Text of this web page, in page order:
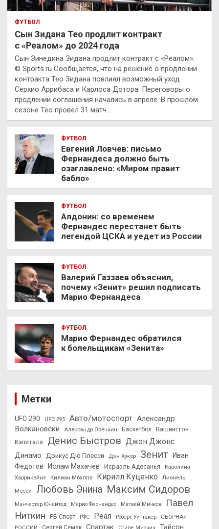
ФУТБОЛ
Сын Зидана Тео продлит контракт
с «Реалом» до 2024 года
Сын Зинедина Зидана продлит контракт с «Реалом».
© Sports.ru Сообщается, что на решение о продлении
контракта Тео Зидана повлиял возможный уход
Серхио Аррибаса и Карлоса Дотора. Переговоры о
продлении соглашения начались в апреле. В прошлом
сезоне Тео провел 31 матч…
ФУТБОЛ
Евгений Ловчев: письмо
Фернандеса должно быть
озаглавлено: «Миром правит
бабло»
ФУТБОЛ
Алдонин: со временем
Фернандес перестанет быть
легендой ЦСКА и уедет из России
ФУТБОЛ
Валерий Газзаев объяснил,
почему «Зенит» решил подписать
Марио Фернандеса
ФУТБОЛ
Марио Фернандес обратился
к болельщикам «Зенита»
Метки
UFC 290 UFC 295 Авто/мотоспорт Александр
Волкановски
Александр Овечкин Баскетбол
Вашингтон
Кэпиталз
Денис Быстров Джон Джонс
Динамо Дрикус Дю Плесси Дэн Хукер Зенит
Иван
Федотов
Ислам Махачев Исраэль Адесанья
Каролина
Харрикейнз
Килиан Мбаппе Кирилл Куценко
Лионель
Месси
Любовь Энина Максим Сидоров
Манчестер Юнайтед Марио Фернандес Матвей Мичков
Павел
Ниткин
РБ Спорт РФС Реал Роберт Уиттакер
СБОРНАЯ
РОССИИ
Сергей Семак Спартак